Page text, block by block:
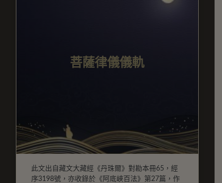
菩薩律儀儀軌
此文出自藏文大藏經《丹珠爾》對勘本冊65，經
序3198號，亦收錄於《阿底峽百法》第27篇，作